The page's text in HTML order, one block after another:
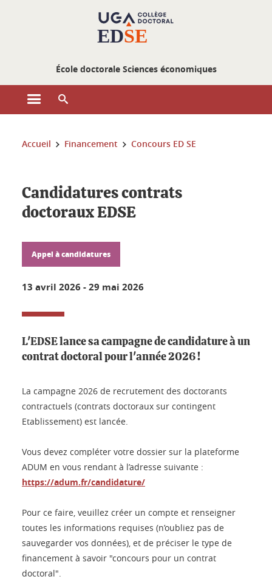
École doctorale Sciences économiques
Ouvrir le menu principal
Vous êtes ici :
Accueil Financement Concours ED SE
Candidatures contrats
doctoraux EDSE
Appel à candidatures
13 avril 2026 -29 mai 2026
L'EDSE lance sa campagne de candidature à un
contrat doctoral pour l'année 2026 !
La campagne 2026 de recrutement des doctorants
contractuels (contrats doctoraux sur contingent
Etablissement) est lancée.
Vous devez compléter votre dossier sur la plateforme
ADUM en vous rendant à l’adresse suivante :
https://adum.fr/candidature/
Pour ce faire, veuillez créer un compte et renseigner
toutes les informations requises (n’oubliez pas de
sauvegarder vos données), et de préciser le type de
financement à savoir "concours pour un contrat
doctoral".